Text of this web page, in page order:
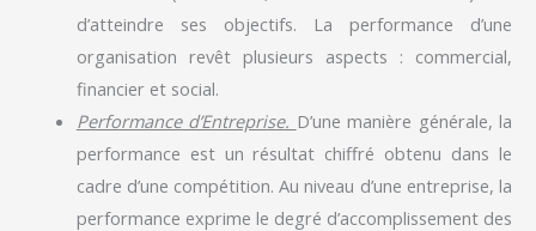
d’atteindre ses objectifs. La performance d’une
organisation revêt plusieurs aspects : commercial,
financier et social.
Performance d’Entreprise. D’une manière générale, la
performance est un résultat chiffré obtenu dans le
cadre d’une compétition. Au niveau d’une entreprise, la
performance exprime le degré d’accomplissement des